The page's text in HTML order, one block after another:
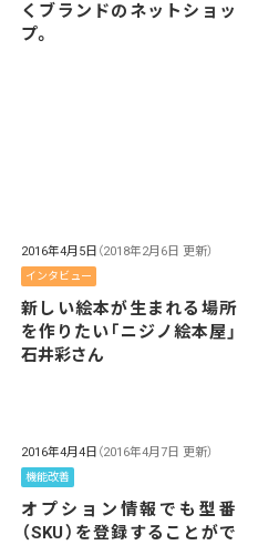
くブランドのネットショッ
プ。
2016年4月5日 （2018年2月6日 更新）
インタビュー
新しい絵本が生まれる場所
を作りたい「ニジノ絵本屋」
石井彩さん
2016年4月4日 （2016年4月7日 更新）
機能改善
オプション情報でも型番
（SKU）を登録することがで